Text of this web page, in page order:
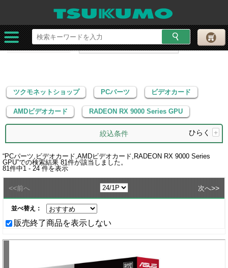
ツクモネットショップ PCパーツ
ビデオカード
AMDビデオカード
RADEON RX 9000 Series GPU
ツクモネットショップ PCパーツ ビデオカード
AMDビデオカード RADEON RX 9000 Series GPU
絞込条件 ひらく +
“PCパーツ,ビデオカード,AMDビデオカード,RADEON RX 9000 Series
GPU”での検索結果 81件が該当しました。
81件中1 - 24 件を表示
<<前へ 次へ>>
並べ替え：
販売終了商品を表示しない